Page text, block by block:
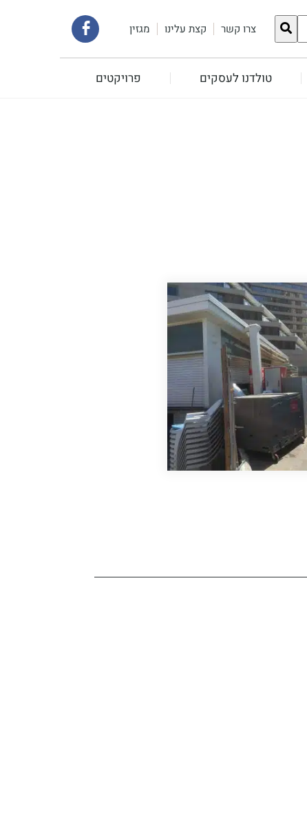
צרו קשר קצת עלינו מגזין
קישור
לעמוד
טולדנו לעסקים פרויקטים